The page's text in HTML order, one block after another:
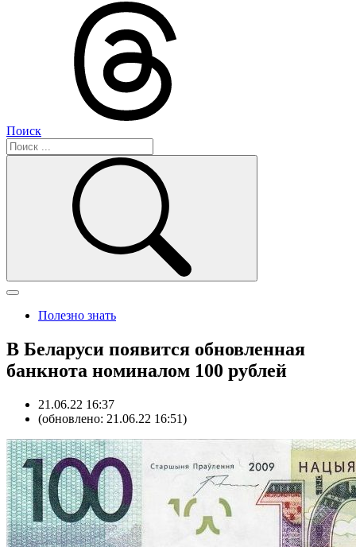
Поиск
Полезно знать
В Беларуси появится обновленная
банкнота номиналом 100 рублей
21.06.22 16:37
(обновлено: 21.06.22 16:51)